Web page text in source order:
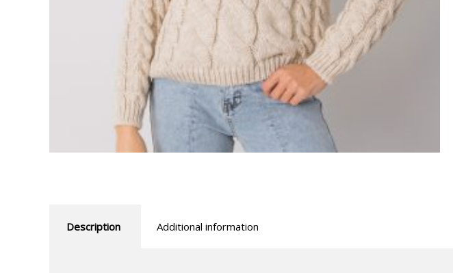
Description Additional information